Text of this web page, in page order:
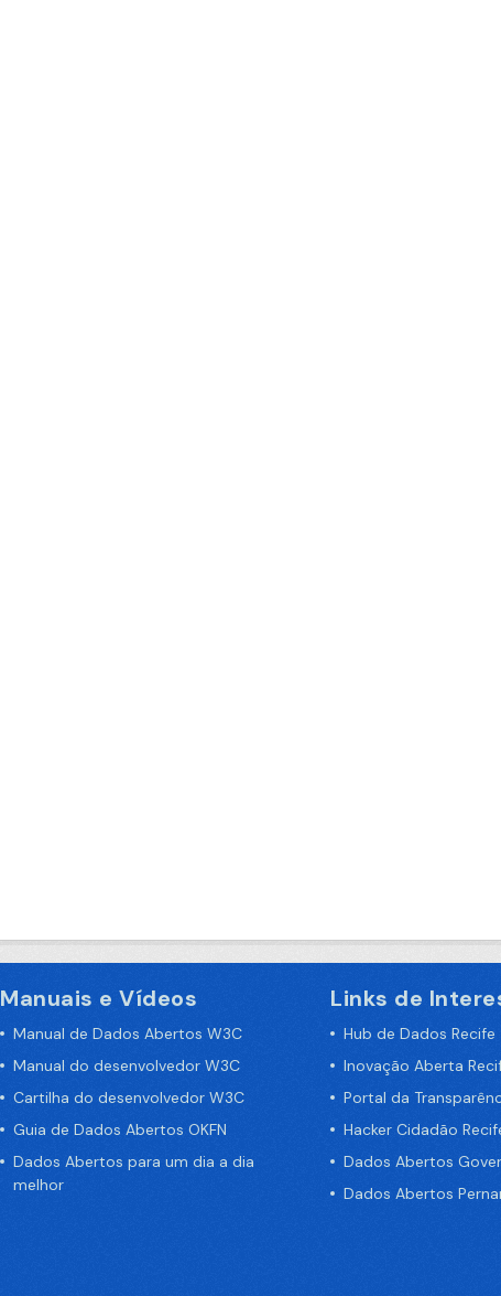
Manuais e Vídeos
Manual de Dados Abertos W3C
Manual do desenvolvedor W3C
Cartilha do desenvolvedor W3C
Guia de Dados Abertos OKFN
Dados Abertos para um dia a dia
melhor
Links de
Hub de Dados Recife
Inovação Aberta
Portal da
Hacker Cidadão
Dados Abertos
Dados Abertos